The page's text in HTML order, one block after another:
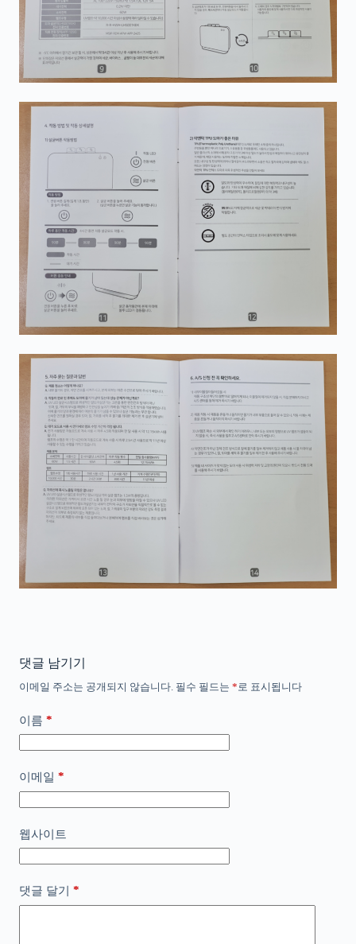
댓글 남기기
이메일 주소는 공개되지 않습니다. 필수 필드는 * 로 표시됩니다
이름 *
이메일 *
웹사이트
댓글 달기 *